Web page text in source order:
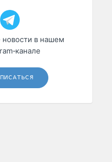
новости в нашем